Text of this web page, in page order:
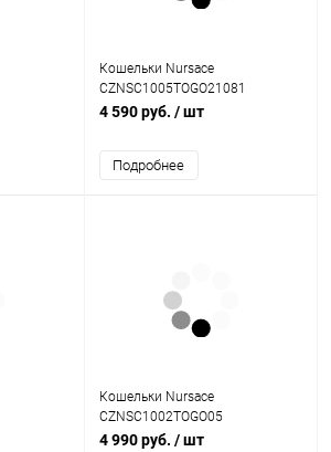
Кошельки Nursace
CZNSC1005TOGO21081
4 590 руб. / шт
Подробнее
Кошельки Nursace
CZNSC1002TOGO05
4 990 руб. / шт